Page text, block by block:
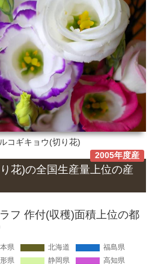
コギキョウ(切り花)
2005年度産
花)の全国生産量上位の産
フ 作付(収穫)面積上位の都